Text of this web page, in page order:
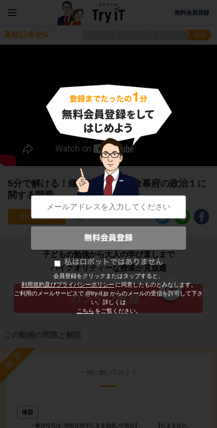
無料会員登録
会員登録をクリックまたはタップすると、
利用規約及びプライバシーポリシーに同意したものとみなします。
ご利用のメールサービスで @try-it.jp からのメールの受信を許可して下さ
い。詳しくは
こちら をご覧ください。
高校日本史B 練習
5分で解ける！鎌倉時代４ 鎌倉幕府の政治１に
関する問題
34
子どもの勉強から大人の学び直しまで
ハイクオリティーな授業が見放題
この動画の問題と解説
練習
一緒に解いてみよう